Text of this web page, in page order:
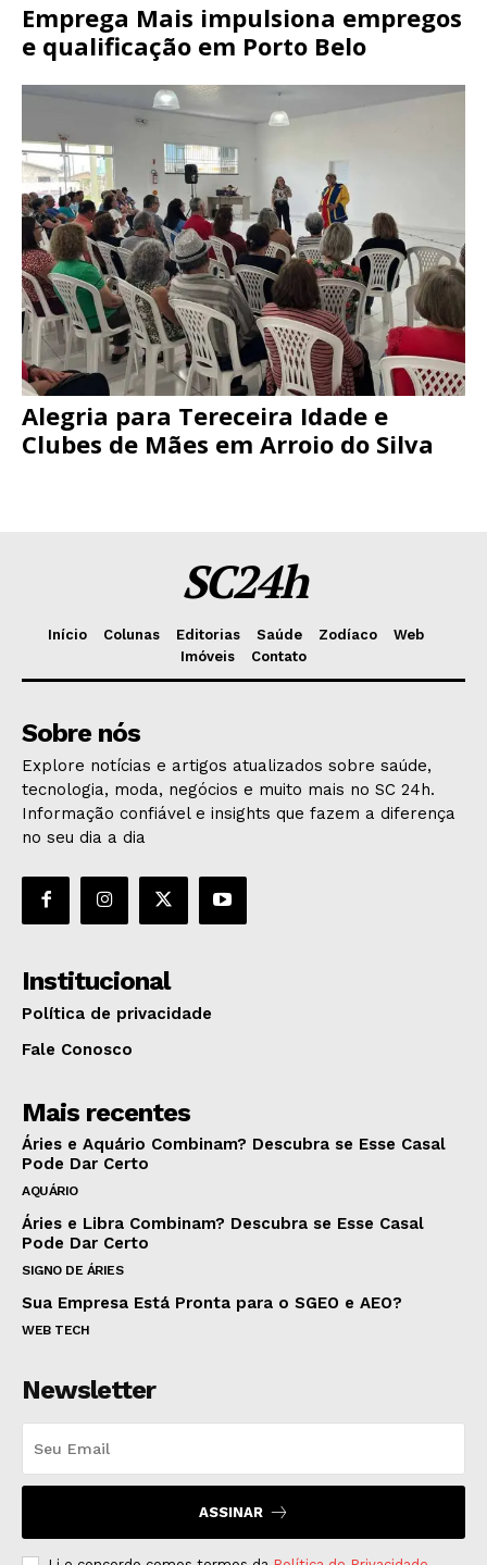
Emprega Mais impulsiona empregos
e qualificação em Porto Belo
Alegria para Tereceira Idade e
Clubes de Mães em Arroio do Silva
SC24h
Início Colunas Editorias Saúde Zodíaco
Web
Imóveis
Contato
Sobre nós
Explore notícias e artigos atualizados sobre saúde,
tecnologia, moda, negócios e muito mais no SC 24h.
Informação confiável e insights que fazem a diferença
no seu dia a dia
Institucional
Política de privacidade
Fale Conosco
Mais recentes
Áries e Aquário Combinam? Descubra se Esse Casal
Pode Dar Certo
AQUÁRIO
Áries e Libra Combinam? Descubra se Esse Casal
Pode Dar Certo
SIGNO DE ÁRIES
Sua Empresa Está Pronta para o SGEO e AEO?
WEB TECH
Newsletter
ASSINAR